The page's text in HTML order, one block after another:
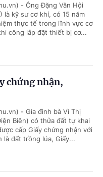
- Ông Đặng Văn Hội
là kỹ sư cơ khí, có 15 năm
thực tế trong lĩnh vực cơ
công lắp đặt thiết bị cơ...
chứng nhận,
- Gia đình bà Vì Thị
Biên) có thửa đất tự khai
cấp Giấy chứng nhận với
là đất trồng lúa, Giấy...